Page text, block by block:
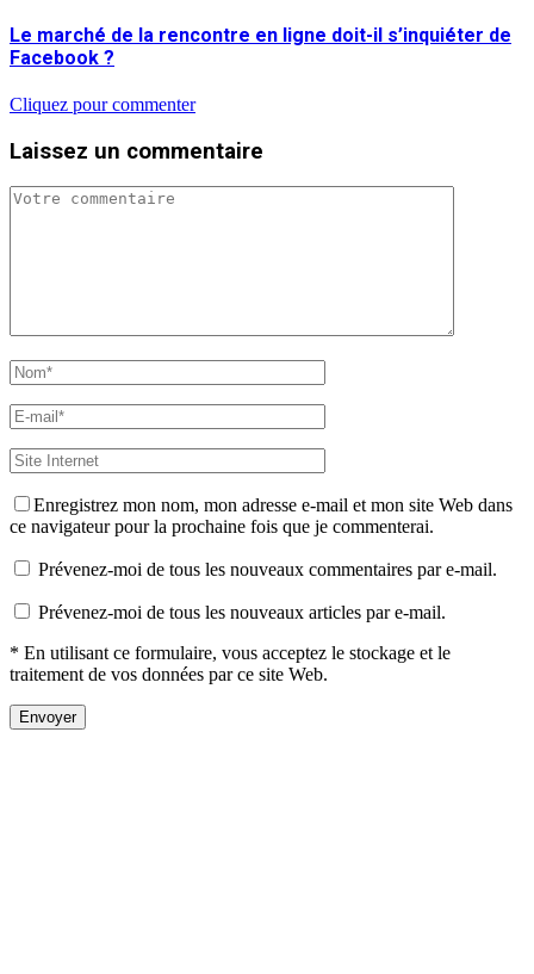
Le marché de la rencontre en ligne doit-il s’inquiéter de
Facebook ?
Cliquez pour commenter
Laissez un commentaire
Enregistrez mon nom, mon adresse e-mail et mon site Web dans
ce navigateur pour la prochaine fois que je commenterai.
Prévenez-moi de tous les nouveaux commentaires par e-mail.
Prévenez-moi de tous les nouveaux articles par e-mail.
* En utilisant ce formulaire, vous acceptez le stockage et le
traitement de vos données par ce site Web.